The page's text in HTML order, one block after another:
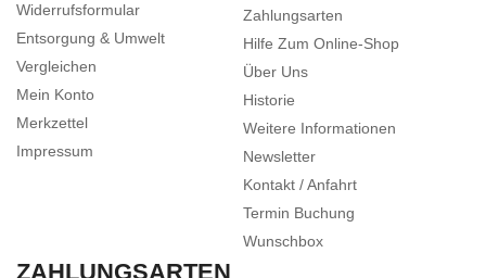
Widerrufsformular
Entsorgung & Umwelt
Vergleichen
Mein Konto
Merkzettel
Impressum
Zahlungsarten
Hilfe Zum Online-Shop
Über Uns
Historie
Weitere Informationen
Newsletter
Kontakt / Anfahrt
Termin Buchung
Wunschbox
ZAHLUNGSARTEN